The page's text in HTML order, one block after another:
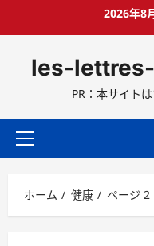
ス
ッ
2026年8
les-
PR：本サイト
メ
メ
ニ
ホーム 健康 ページ 2